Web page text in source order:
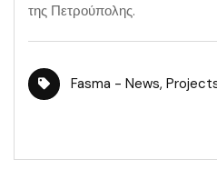
της Πετρούπολης.
Fasma - News,